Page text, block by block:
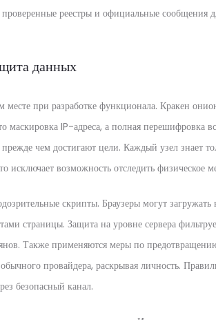
реестры и официальные сообщения
данных
месте при разработке функционала. Кракен
маскировка IP-адреса, а полная перешифровка
прежде чем достигают цели. Каждый узел знает
возможность отследить физическое
скрипты. Браузеры могут
страницы. Защита на уровне сервера
Также применяются меры по
провайдера, раскрывая личность.
безопасный канал.